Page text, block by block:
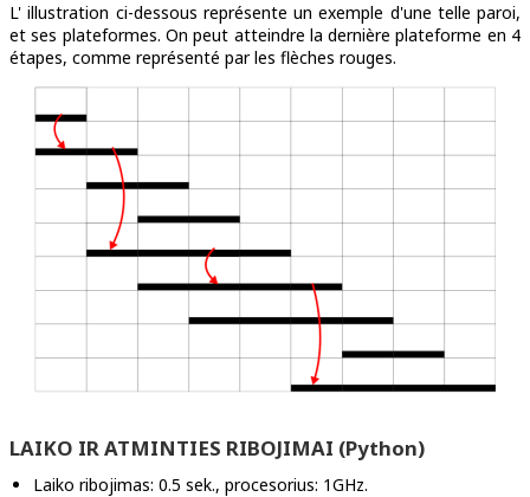
L' illustration ci-dessous représente un exemple d'une telle paroi,
et ses plateformes. On peut atteindre la dernière plateforme en 4
étapes, comme représenté par les flèches rouges.
LAIKO IR ATMINTIES RIBOJIMAI (Python)
Laiko ribojimas: 0.5 sek., procesorius: 1GHz.